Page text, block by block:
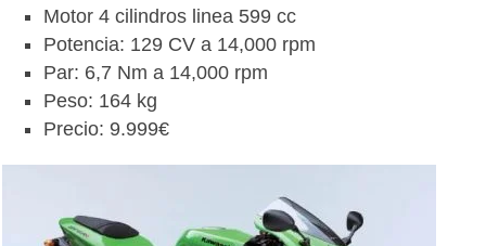
Motor 4 cilindros linea 599 cc
Potencia: 129 CV a 14,000 rpm
Par: 6,7 Nm a 14,000 rpm
Peso: 164 kg
Precio: 9.999€